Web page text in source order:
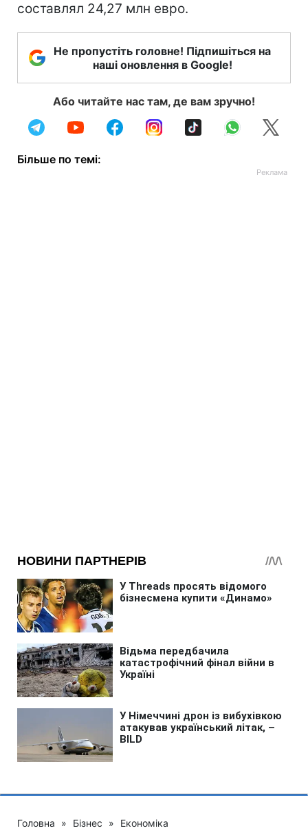
составлял 24,27 млн евро.
Не пропустіть головне! Підпишіться на
наші оновлення в Google!
Або читайте нас там, де вам зручно!
Більше по темі:
Головна » Бізнес » Економіка